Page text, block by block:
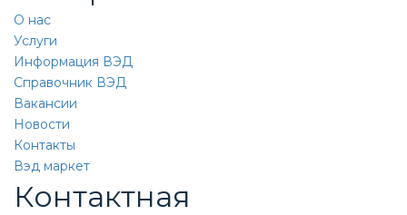
О нас
Услуги
Информация ВЭД
Справочник ВЭД
Вакансии
Новости
Контакты
Вэд маркет
Контактная